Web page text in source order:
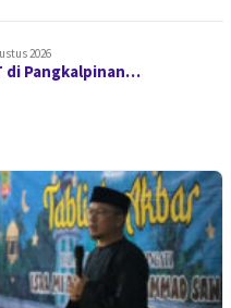
2026
di Pangkalpinan…